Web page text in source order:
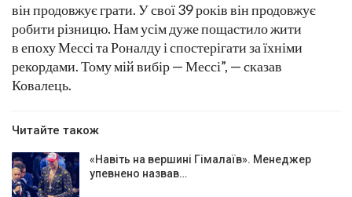
він продовжує грати. У свої 39 років він продовжує
робити різницю. Нам усім дуже пощастило жити
в епоху Мессі та Роналду і спостерігати за їхніми
рекордами. Тому мій вибір — Мессі”, — сказав
Ковалець.
Читайте також
«Навіть на вершині Гімалаїв». Менеджер
упевнено назвав…